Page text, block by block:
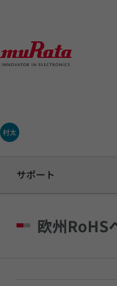
村太
サポート
欧州RoHS